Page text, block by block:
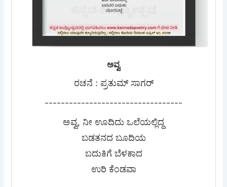
ಅವ್ವ
ರಚನೆ : ಪ್ರತುಮ್ ಸಾಗರ್
----------------------------------
ಅವ್ವ, ನೀ ಊದಿದು ಒಲೆಯಲ್ಲಿದ್ದ
ಬಡತನದ ಬೂದಿಯ
ಬದುಕಿಗೆ ಬೆಳಕಾದ
ಉರಿ ಕೆಂಡವಾ